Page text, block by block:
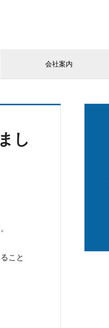
会社案内
し
こと